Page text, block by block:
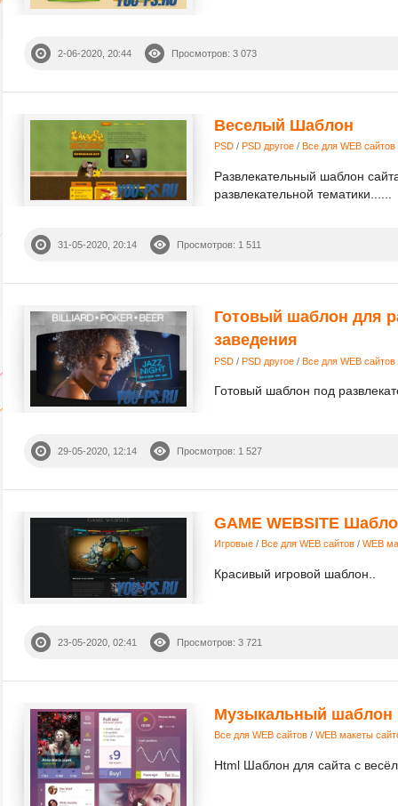
2-06-2020, 20:44 Просмотров: 3 073
Веселый Шаблон
PSD / PSD другое / Все для WEB сайтов
Развлекательный шаблон
развлекательной тематики......
31-05-2020, 20:14 Просмотров: 1 511
Готовый шаблон для
заведения
PSD / PSD другое / Все для WEB сайтов
Готовый шаблон под
29-05-2020, 12:14 Просмотров: 1 527
GAME WEBSITE
Игровые / Все для WEB сайтов / WEB
Красивый игровой шаблон..
23-05-2020, 02:41 Просмотров: 3 721
Музыкальный шаблон
Все для WEB сайтов / WEB макеты
Html Шаблон для сайта с